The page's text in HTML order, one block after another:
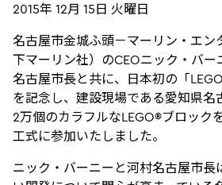
2015年 12月 15日 火曜日
名古屋市金城ふ頭－マーリン・エン
下マーリン社）のCEOニック・バー
名古屋市長と共に、日本初の「
を記念し、建設現場である愛知県名
2万個のカラフルなLEGO®ブロック
工式に参加いたしました。
ニック・バーニーと河村名古屋市長